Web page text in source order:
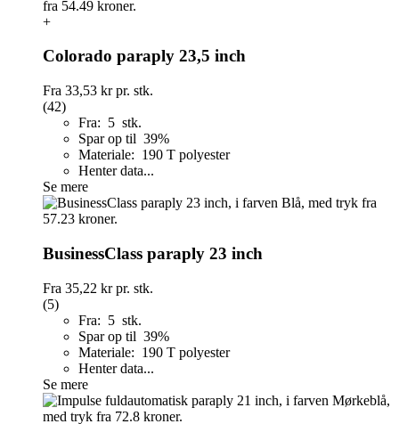
+
Colorado paraply 23,5 inch
Fra 33,53 krpr. stk.
(42)
Fra: 5 stk.
Spar op til 39%
Materiale: 190 T polyester
Henter data...
Se mere
BusinessClass paraply 23 inch
Fra 35,22 krpr. stk.
(5)
Fra: 5 stk.
Spar op til 39%
Materiale: 190 T polyester
Henter data...
Se mere